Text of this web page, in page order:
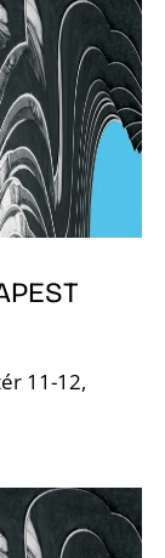
11-12,